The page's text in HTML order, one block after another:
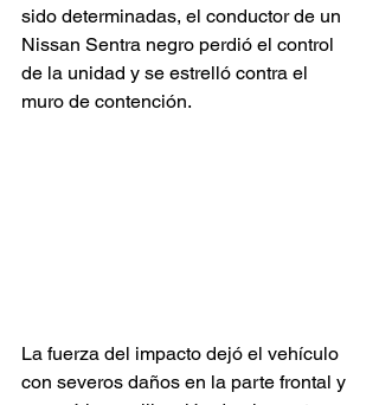
sido determinadas, el conductor de un
Nissan Sentra negro perdió el control
de la unidad y se estrelló contra el
muro de contención.
La fuerza del impacto dejó el vehículo
con severos daños en la parte frontal y